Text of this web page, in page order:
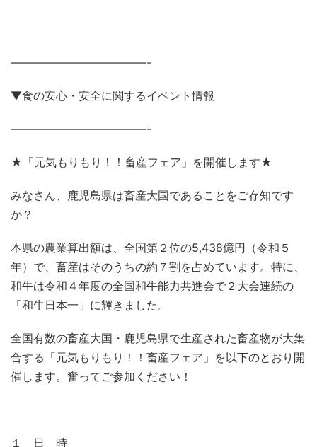
————————————-
▼食の安心・安全に関するイベント情報
————————————-
★「元気もりもり！！畜産フェア」を開催します★
みなさん、鹿児島県は畜産大国であることをご存知です
か？
本県の農業算出額は、全国第２位の5,438億円（令和５
年）で、畜産はそのうちの約７割を占めています。特に、
和牛は令和４年度の全国和牛能力共進会で２大会連続の
「和牛日本一」に輝きました。
全国有数の畜産大国・鹿児島県で生産された畜産物が大集
合する「元気もりもり！！畜産フェア」を以下のとおり開
催します。奮ってご参加ください！
１ 日 時